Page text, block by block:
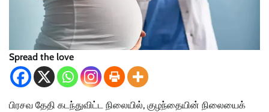
Spread the love
பிரசவ தேதி கடந்துவிட்ட நிலையில், குழந்தையின் நிலையைக்